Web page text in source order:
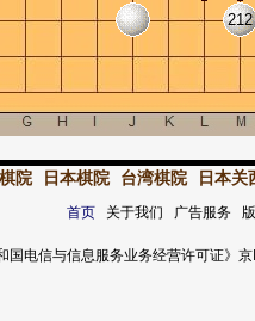
212
院 日本棋院 台湾棋院 日本关
首页关于我们 广告服务
国电信与信息服务业务经营许可证